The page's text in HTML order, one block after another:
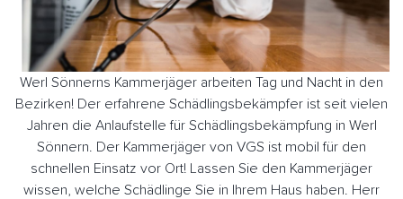
Werl Sönnerns Kammerjäger arbeiten Tag und Nacht in den
Bezirken! Der erfahrene Schädlingsbekämpfer ist seit vielen
Jahren die Anlaufstelle für Schädlingsbekämpfung in Werl
Sönnern. Der Kammerjäger von VGS ist mobil für den
schnellen Einsatz vor Ort! Lassen Sie den Kammerjäger
wissen, welche Schädlinge Sie in Ihrem Haus haben. Herr